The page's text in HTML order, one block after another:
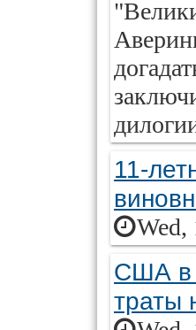
11-
Wed,
США в
траты